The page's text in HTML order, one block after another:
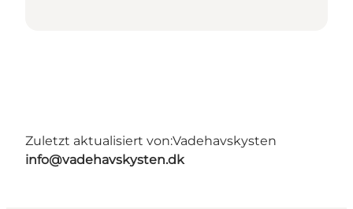
Zuletzt aktualisiert von:Vadehavskysten
info@vadehavskysten.dk